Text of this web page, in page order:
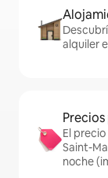
alquiler
El
Saint-
noche